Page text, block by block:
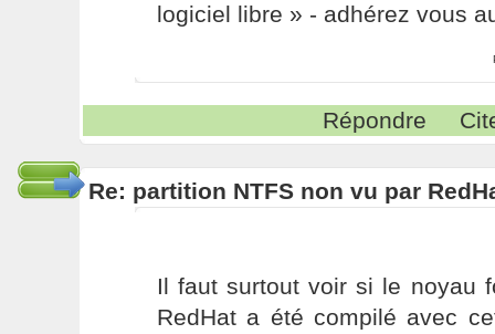
logiciel libre » - adhérez vous
Répondre
Re: partition NTFS non vu par
Il faut surtout voir si le noyau
RedHat a été compilé avec